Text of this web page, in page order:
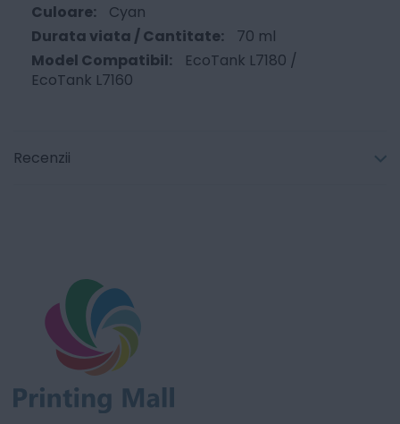
Cyan
70 ml
EcoTank L7180 /
EcoTank L7160
Recenzii